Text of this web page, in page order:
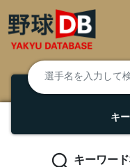
キ
キーワー